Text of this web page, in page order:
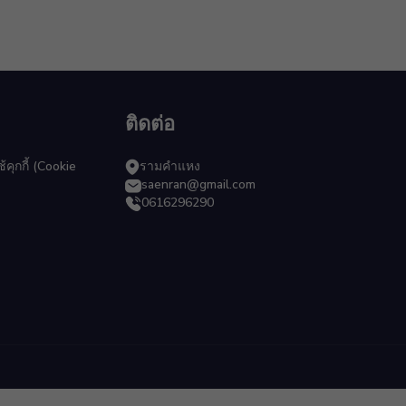
กกี้ (Cookie
ติดต่อ
รามคำแหง
saenran@gmail.com
0616296290